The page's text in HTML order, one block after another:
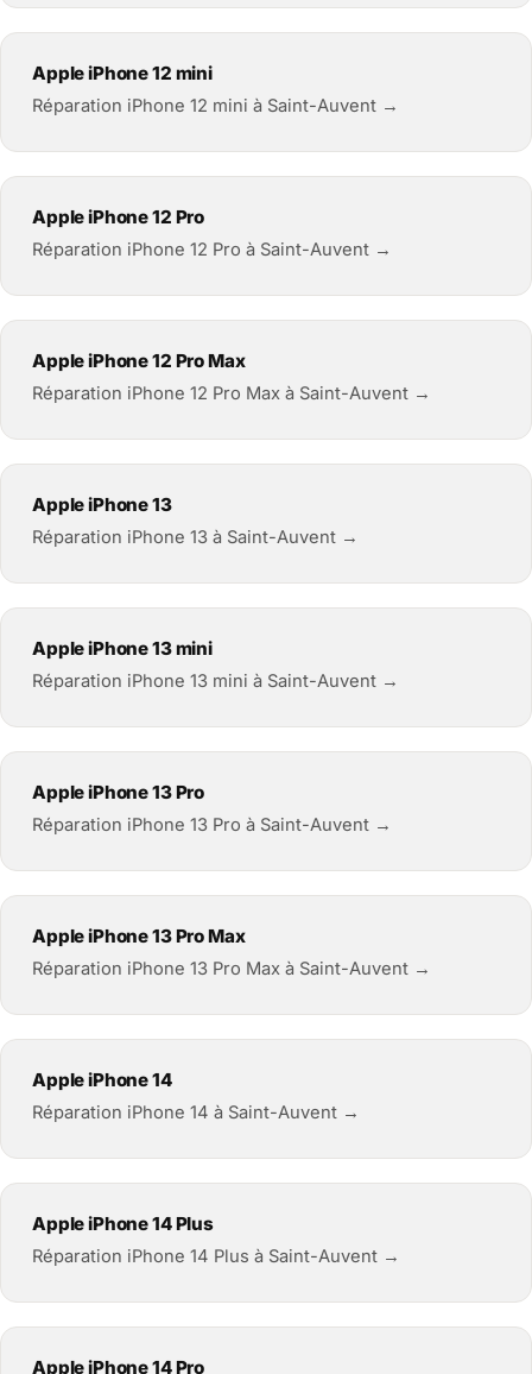
Apple iPhone 12 mini
Réparation iPhone 12 mini à Saint-Auvent →
Apple iPhone 12 Pro
Réparation iPhone 12 Pro à Saint-Auvent →
Apple iPhone 12 Pro Max
Réparation iPhone 12 Pro Max à Saint-Auvent →
Apple iPhone 13
Réparation iPhone 13 à Saint-Auvent →
Apple iPhone 13 mini
Réparation iPhone 13 mini à Saint-Auvent →
Apple iPhone 13 Pro
Réparation iPhone 13 Pro à Saint-Auvent →
Apple iPhone 13 Pro Max
Réparation iPhone 13 Pro Max à Saint-Auvent →
Apple iPhone 14
Réparation iPhone 14 à Saint-Auvent →
Apple iPhone 14 Plus
Réparation iPhone 14 Plus à Saint-Auvent →
Apple iPhone 14 Pro